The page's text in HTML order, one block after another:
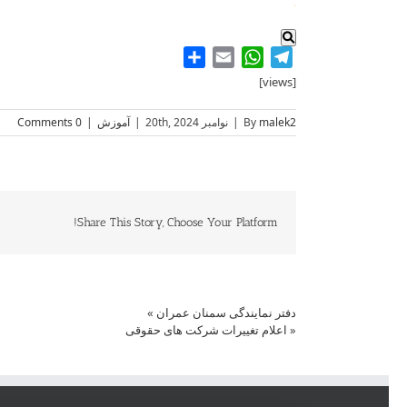
Telegram
WhatsApp
Email
[views]
By malek2
| نوامبر 20th, 2024 | آموزش |
0 Comments
Share This Story, Choose Your Platform!
دفتر نمایندگی سمنان عمران »
« اعلام تغییرات شرکت های حقوقی